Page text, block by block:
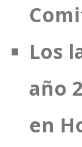
Los
año
en